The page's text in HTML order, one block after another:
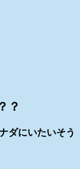
？
ダにいたいそう